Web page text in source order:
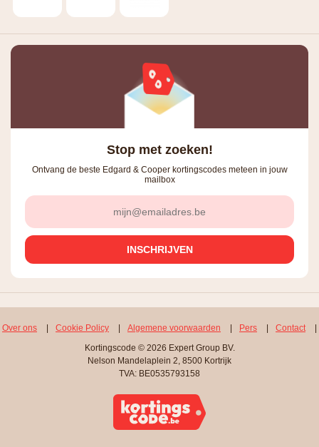
Stop met zoeken!
Ontvang de beste Edgard & Cooper kortingscodes meteen in jouw
mailbox
Over ons Cookie Policy Algemene voorwaarden Pers Contact
Kortingscode © 2026 Expert Group BV.
Nelson Mandelaplein 2, 8500 Kortrijk
TVA: BE0535793158